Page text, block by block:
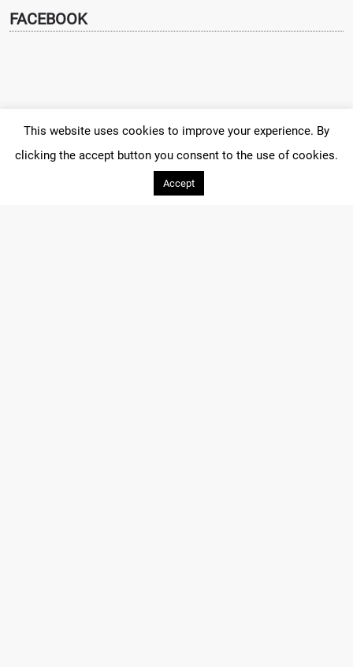
FACEBOOK
MAIN SPONSOR
This website uses cookies to improve your experience. By
clicking the accept button you consent to the use of cookies.
Accept